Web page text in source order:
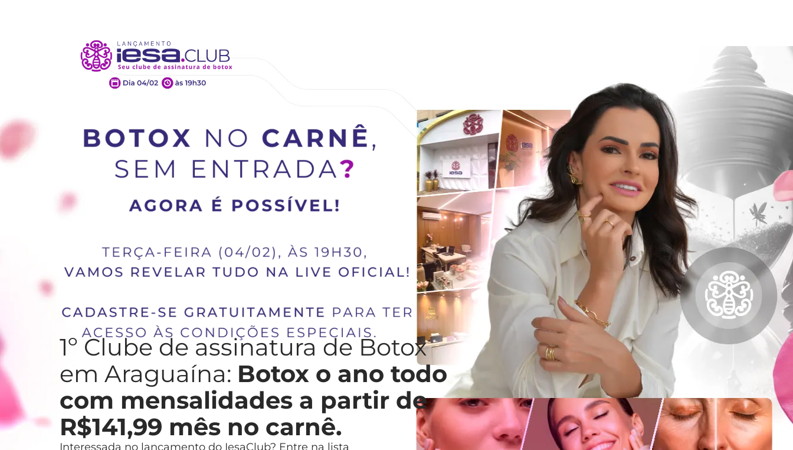
1º Clube de assinatura de Botox
em Araguaína: Botox o ano todo
com mensalidades a partir de
R$141,99 mês no carnê.
Interessada no lançamento do IesaClub? Entre na lista